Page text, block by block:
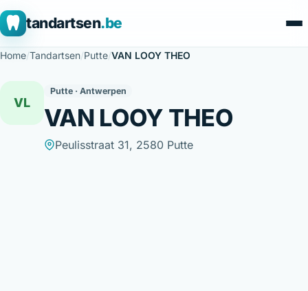
tandartsen.be
Home/Tandartsen/Putte/VAN LOOY THEO
VL
Putte · Antwerpen
VAN LOOY THEO
Peulisstraat 31, 2580 Putte